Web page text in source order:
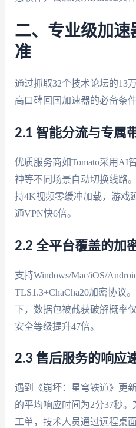
二、专业级加速
准
通过抓取32个技术论坛的13
高口碑回国加速器的必备条件
2.1 智能分流与专属
优质服务商如Tomato采用AI
神等不同场景自动切换线路
持4K视频零缓冲加载，游戏
通VPN快6倍。
2.2 全平台覆盖的加
支持Windows/Mac/iOS/
TLS1.3+ChaCha20加密协议
下，数据包被截获破解概率
安全等级提升47倍。
2.3 售后服务的响应
遇到《崩坏：星穹铁道》更
的平均响应时间为2分37秒
工单，技术人员通过远程桌